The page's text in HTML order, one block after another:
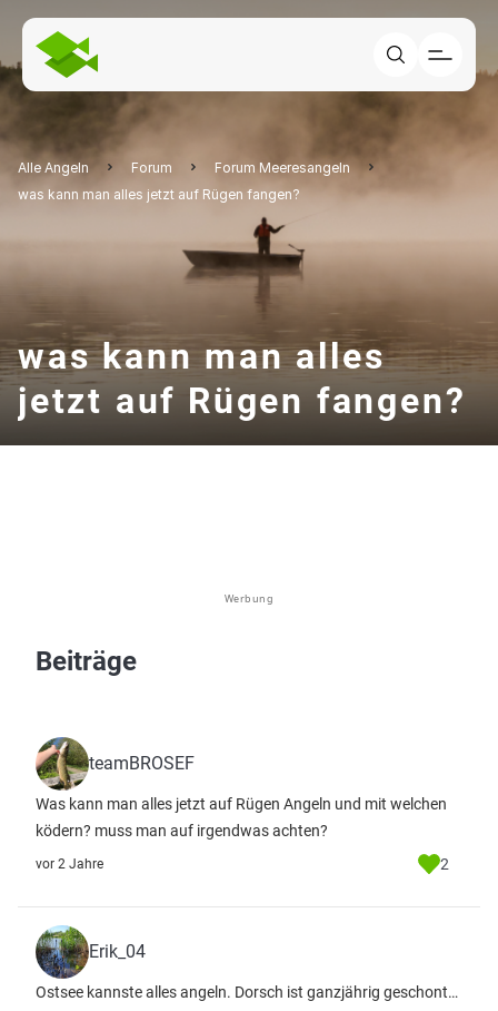
Alle Angeln Forum
Forum Meeresangeln
was kann man alles jetzt auf Rügen fangen?
was kann man alles
jetzt auf Rügen fangen?
Werbung
Beiträge
teamBROSEF
Was kann man alles jetzt auf Rügen Angeln und mit welchen
ködern? muss man auf irgendwas achten?
vor 2 Jahre 2
Erik_04
Ostsee kannste alles angeln. Dorsch ist ganzjährig geschont…